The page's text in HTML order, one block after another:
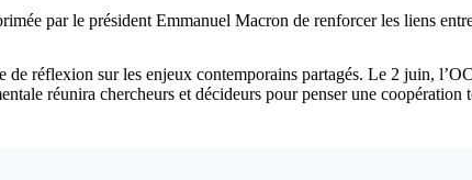
par le président Emmanuel Macron de renforcer les liens
réflexion sur les enjeux contemporains partagés. Le 2 juin,
réunira chercheurs et décideurs pour penser une